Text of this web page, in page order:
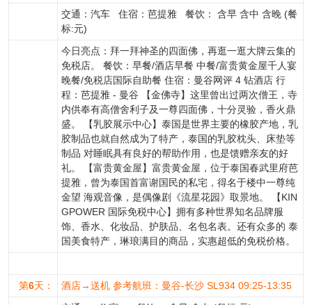
交通：汽车 住宿：芭提雅 餐饮： 含早 含中 含晚 (餐
标:元)
今日亮点：拜一拜神圣的四面佛，再逛一逛大牌云集的
免税店。 餐饮：早餐/酒店早餐 中餐/富贵黄金屋千人宴
晚餐/免税店国际自助餐 住宿：曼谷网评 4 钻酒店 行
程：芭提雅 - 曼谷 【金佛寺】这里曾出过两次僧王，寺
内供奉有高僧舍利子及一尊四面佛，十分灵验，香火鼎
盛。 【乳胶展示中心】泰国是世界主要的橡胶产地，乳
胶制品也就自然成为了特产，泰国的乳胶枕头、床垫等
制品 对睡眠具有良好的帮助作用，也是馈赠亲友的好
礼。 【富贵黄金屋】富贵黄金屋，位于泰国春武里府芭
提雅，曾为泰国首富谢国民的私宅，得名于楼中一尊纯
金望 海观音像，是偶像剧《流星花园》取景地。 【KIN
GPOWER 国际免税中心】拥有多种世界知名品牌服
饰、香水、化妆品、护肤品、名包名表。还有众多的 泰
国美食特产，琳琅满目的商品，实惠超低的免税价格。
第6天：
酒店→送机 参考航班：曼谷-长沙 SL934 09:25-13:35